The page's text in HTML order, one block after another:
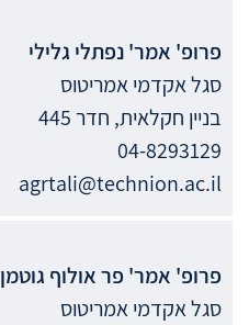
פרופ' אמר'נפתלי גלילי
סגל אקדמי אמריטוס
בניין חקלאית, חדר 445
04-8293129
agrtali@technion.ac.il
פרופ' אמר' פר אולוף גוטמן
סגל אקדמי אמריטוס